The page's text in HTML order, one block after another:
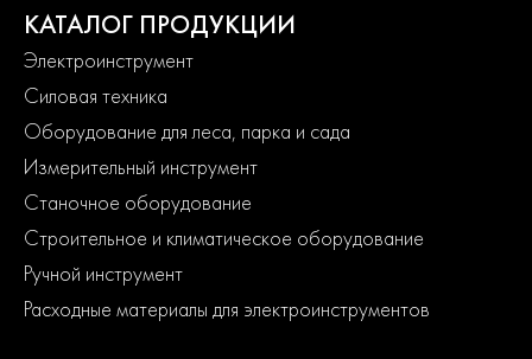
КАТАЛОГ ПРОДУКЦИИ
Электроинструмент
Силовая техника
Оборудование для леса, парка и сада
Измерительный инструмент
Станочное оборудование
Строительное и климатическое оборудование
Ручной инструмент
Расходные материалы для электроинструментов